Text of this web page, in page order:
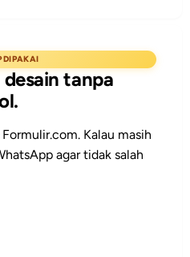
DIPAKAI
tanpa
Kalau masih
agar tidak salah